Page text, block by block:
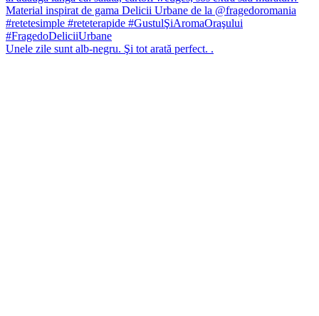
Unele zile sunt alb-negru. Şi tot arată perfect. .